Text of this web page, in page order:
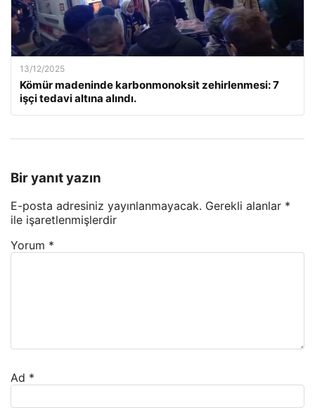
13/12/2025
Kömür madeninde karbonmonoksit zehirlenmesi: 7
işçi tedavi altına alındı.
Bir yanıt yazın
E-posta adresiniz yayınlanmayacak. Gerekli alanlar *
ile işaretlenmişlerdir
Yorum *
Ad *